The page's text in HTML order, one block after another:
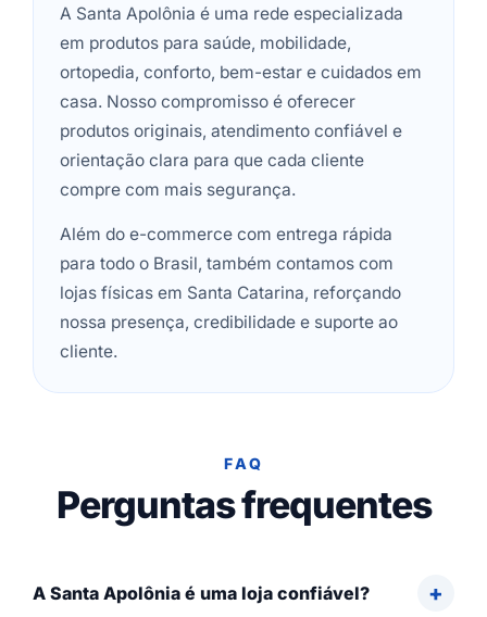
A Santa Apolônia é uma rede especializada
em produtos para saúde, mobilidade,
ortopedia, conforto, bem-estar e cuidados em
casa. Nosso compromisso é oferecer
produtos originais, atendimento confiável e
orientação clara para que cada cliente
compre com mais segurança.
Além do e-commerce com entrega rápida
para todo o Brasil, também contamos com
lojas físicas em Santa Catarina, reforçando
nossa presença, credibilidade e suporte ao
cliente.
FAQ
Perguntas frequentes
A Santa Apolônia é uma loja confiável?